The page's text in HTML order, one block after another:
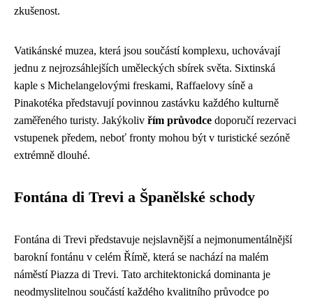
zkušenost.
Vatikánské muzea, která jsou součástí komplexu, uchovávají
jednu z nejrozsáhlejších uměleckých sbírek světa. Sixtinská
kaple s Michelangelovými freskami, Raffaelovy síně a
Pinakotéka představují povinnou zastávku každého kulturně
zaměřeného turisty. Jakýkoliv řím průvodce doporučí rezervaci
vstupenek předem, neboť fronty mohou být v turistické sezóně
extrémně dlouhé.
Fontána di Trevi a Španělské schody
Fontána di Trevi představuje nejslavnější a nejmonumentálnější
barokní fontánu v celém Římě, která se nachází na malém
náměstí Piazza di Trevi. Tato architektonická dominanta je
neodmyslitelnou součástí každého kvalitního průvodce po